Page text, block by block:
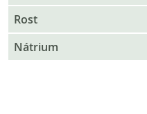
Rost
Nátrium